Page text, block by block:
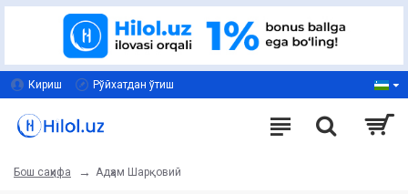
Кириш Рўйхатдан ўтиш
Бош саҳифа Адҳам Шарқовий